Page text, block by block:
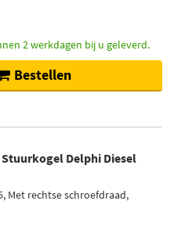
2 werkdagen bij u geleverd.
Bestellen
Delphi Diesel
Met rechtse schroefdraad,